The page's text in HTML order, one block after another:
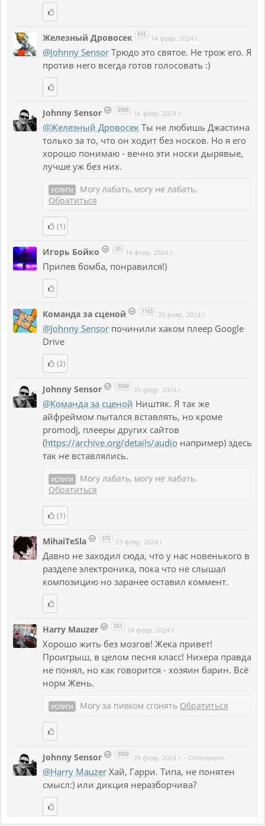
Железный Дровосек 915 14 февр. 2024 г.
@Johnny Sensor Трюдо это святое. Не трож его. Я
против него всегда готов голосовать :)
Johnny Sensor 3988 16 февр. 2024 г.
@Железный Дровосек Ты не любишь Джастина
только за то, что он ходит без носков. Но я его
хорошо понимаю - вечно эти носки дырявые,
лучше уж без них.
УСЛУГИ
Могу лабать, могу не лабать.
Обратиться
(1)
Игорь Бойко 20 16 февр. 2024 г.
Припев бомба, понравился!)
Команда за сценой 1165 20 февр. 2024 г.
@Johnny Sensor починили хаком плеер Google
Drive
(2)
Johnny Sensor 3988 20 февр. 2024 г.
@Команда за сценой Ништяк. Я так же
айфреймом пытался вставлять, но кроме
promodj, плееры других сайтов
(https://archive.org/details/audio например) здесь
так не вставлялись.
УСЛУГИ
Могу лабать, могу не лабать.
Обратиться
(1)
MihaiTeSla 372 23 февр. 2024 г.
Давно не заходил сюда, что у нас новенького в
разделе электроника, пока что не слышал
композицию но заранее оставил коммент.
Harry Mauzer 591 24 февр. 2024 г.
Хорошо жить без мозгов! Жека привет!
Проигрыш, в целом песня класс! Нихера правда
не понял, но как говорится - хозяин барин. Всё
норм Жень.
УСЛУГИ Могу за пивком сгонять Обратиться
Johnny Sensor 3988 25 февр. 2024 г. · Обновлено
@Harry Mauzer Хай, Гарри. Типа, не понятен
смысл:) или дикция неразборчива?